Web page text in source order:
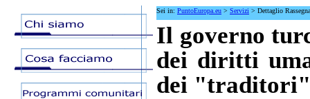
Sei in: PuntoEuropa.eu > Servizi > Dettaglio
Il governo
dei diritti
dei "traditori"